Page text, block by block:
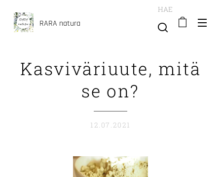
RARA natura
HAE
Kasviväriuute, mitä
se on?
12.07.2021